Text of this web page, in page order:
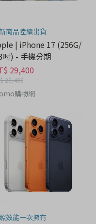
商品陸續出貨
| iPhone 17 (256G/
吋) - 手機分期
29,400
29,400
購物網
效能一次擁有